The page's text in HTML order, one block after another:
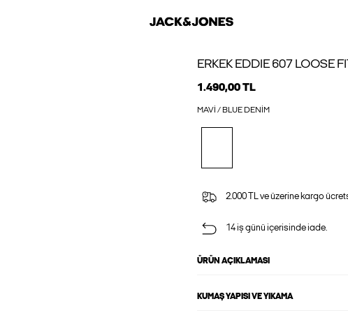
ERKEK EDDIE 607 LOOSE
1.490,00 TL
MAVI / BLUE DENIM
2.000 TL ve üzerine kargo
14 iş günü içerisinde iade.
ÜRÜN AÇIKLAMASI
KUMAŞ YAPISI VE YIKAMA